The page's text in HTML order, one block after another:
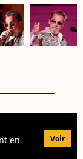
en
Voir